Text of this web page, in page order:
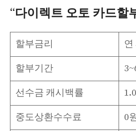
“다이렉트 오토 카드할
할부금리 연
할부기간
선수금 캐시백률
중도상환수수료 0